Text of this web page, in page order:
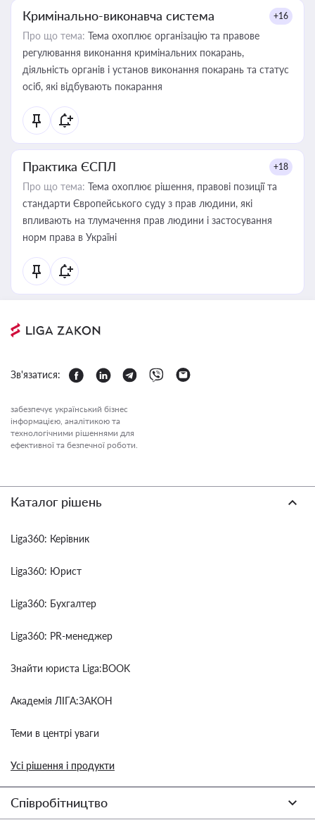
Кримінально-виконавча система +16
Про що тема: Тема охоплює організацію та правове
регулювання виконання кримінальних покарань,
діяльність органів і установ виконання покарань та статус
осіб, які відбувають покарання
Практика ЄСПЛ +18
Про що тема: Тема охоплює рішення, правові позиції та
стандарти Європейського суду з прав людини, які
впливають на тлумачення прав людини і застосування
норм права в Україні
Зв'язатися:
забезпечує український бізнес
інформацією, аналітикою та
технологічними рішеннями для
ефективної та безпечної роботи.
Каталог рішень
Liga360: Керівник
Liga360: Юрист
Liga360: Бухгалтер
Liga360: PR-менеджер
Знайти юриста Liga:BOOK
Академія ЛІГА:ЗАКОН
Теми в центрі уваги
Усі рішення і продукти
Співробітництво